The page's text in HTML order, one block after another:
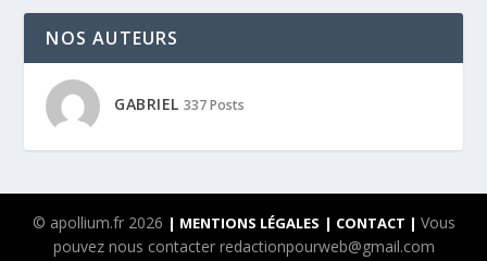
NOS AUTEURS
GABRIEL 337 Posts
© apollium.fr 2026 | MENTIONS LÉGALES | CONTACT | Vous
pouvez nous contacter redactionpourweb@gmail.com